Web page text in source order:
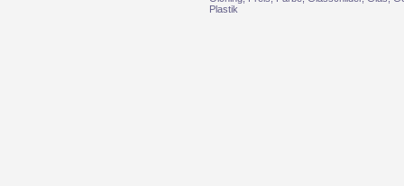
Plastik